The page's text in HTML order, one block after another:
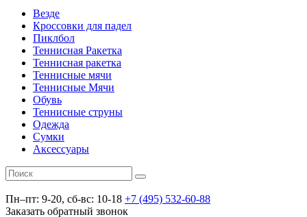
Везде
Кроссовки для падел
Пиклбол
Теннисная Ракетка
Теннисная ракетка
Теннисные мячи
Теннисные Мячи
Обувь
Теннисные струны
Одежда
Сумки
Аксессуары
Пн–пт: 9-20, сб-вс: 10-18 +7 (495) 532-60-88
Заказать обратный звонок